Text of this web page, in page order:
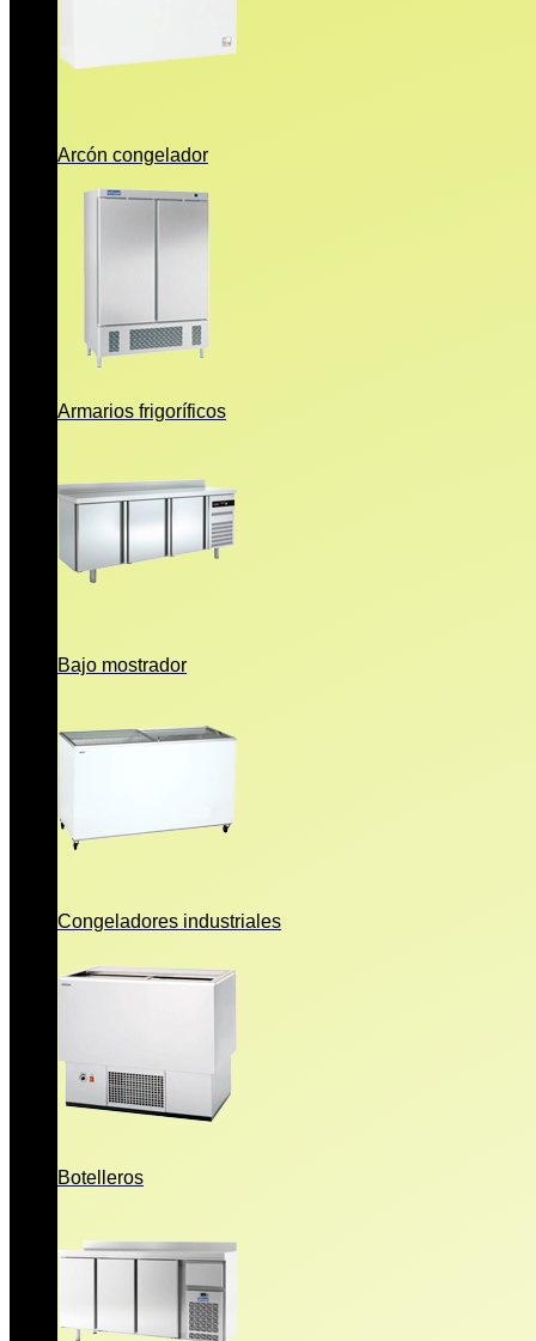
Arcón congelador
Armarios frigoríficos
Bajo mostrador
Congeladores industriales
Botelleros